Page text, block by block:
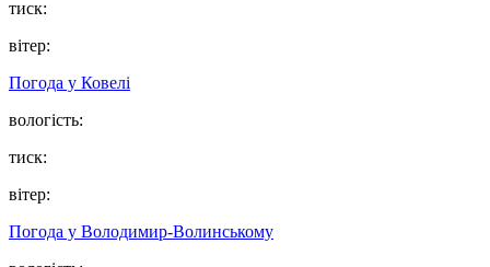
тиск:
вітер:
Погода у Ковелі
вологість:
тиск:
вітер:
Погода у Володимир-Волинському